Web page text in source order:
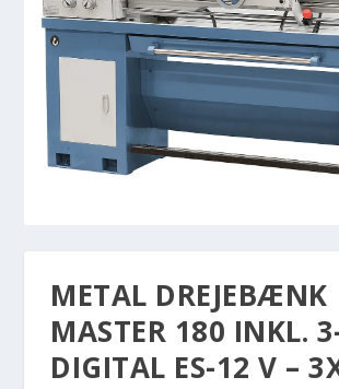
METAL DREJEBÆNK
MASTER 180 INKL.
DIGITAL ES-12 V –